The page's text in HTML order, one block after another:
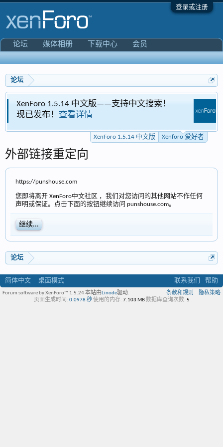
登录或注册
论坛
中文版——支持中文搜索！
查看详情
XenForo 1.5.14 中文版 Xenforo 爱好者
外部链接重定向
https://punshouse.com
您即将离开 XenForo中文社区 ，我们对您访问的其他网站不作任何
声明或保证。点击下面的按钮继续访问 punshouse.com。
继续...
论坛
论坛 媒体相册 下载中心 会员
简体中文 桌面模式 联系我们 帮助
条款和规则 隐私策略
Forum software by XenForo™ 1.5.24本站由 Linode驱动.
页面生成时间: 0.0978 秒 使用的内存: 7.103 MB 数据库查询次数: 5